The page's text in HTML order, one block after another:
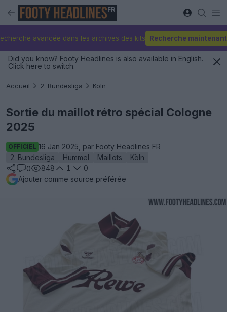
FR
avancée dans les archives des kits Recherche maintenant
Did you know? Footy Headlines is also available in English.
Click here to switch.
Accueil 2. Bundesliga Köln
Sortie du maillot rétro spécial Cologne
2025
OFFICIEL 16 Jan 2025, par Footy Headlines FR
2. Bundesliga
Hummel Maillots
Köln
0
848 1
0
Ajouter comme source préférée